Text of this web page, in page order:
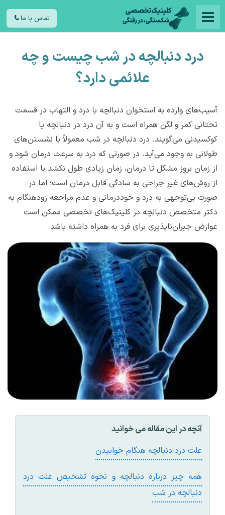
تماس با ما
درد دنبالچه در شب چیست و چه
علائمی دارد؟
آسیب‌های وارده به استخوان دنبالچه با درد و التهاب در قسمت
تحتانی کمر و لگن همراه است و به آن درد در دنبالچه یا
کوکسیدنی می‌گویند. درد دنبالچه در شب معمولاً با نشستن‌‌های
طولانی به وجود می‌آید. در صورتی که درد به سرعت درمان شود و
از زمان بروز مشکل تا درمان، زمان زیادی طول نکشد با استفاده
از روش‌های غیر جراحی به سادگی قابل درمان است؛ اما در
صورت بی‌توجهی به درد و خوددرمانی و عدم مراجعه زودهنگام به
دکتر متخصص دنبالچه در کلینیک‌های تخصصی ممکن است
عوارض جبران‌ناپذیری برای فرد به همراه داشته باشد.
آنچه در این مقاله می خوانید
علت درد دنبالچه هنگام خوابیدن
همه چیز درباره دنبالچه و نحوه تشخیص علت درد
دنبالچه در شب